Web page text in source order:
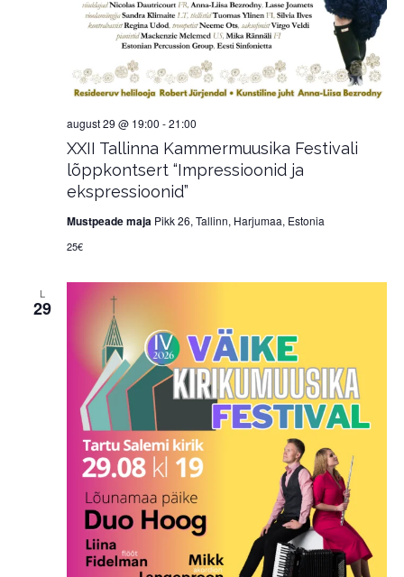
XXII Tallinna Kammermuusika Festivali
lõppkontsert “Impressioonid ja
ekspressioonid”
august 29 @ 19:00 -21:00
Mustpeade maja Pikk 26, Tallinn, Harjumaa, Estonia
25€
L
29